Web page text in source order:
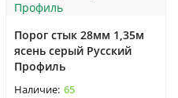
Порог стык 28мм 1,35м
ясень серый Русский
Профиль
65